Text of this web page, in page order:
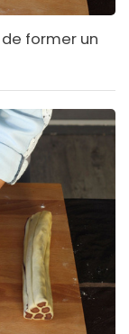
former un